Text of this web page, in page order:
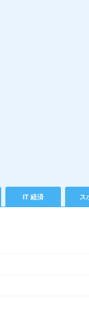
IT 経済 ス